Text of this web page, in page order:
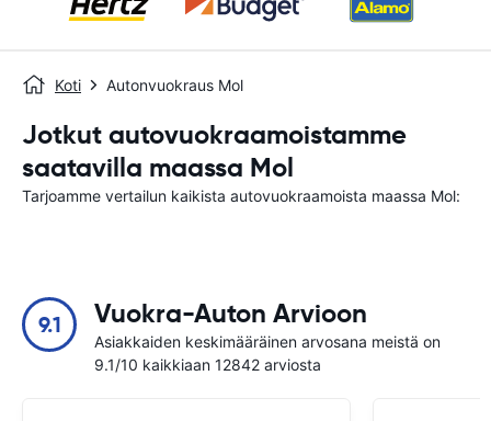
Koti Autonvuokraus Mol
Jotkut autovuokraamoistamme
saatavilla maassa Mol
Tarjoamme vertailun kaikista autovuokraamoista maassa Mol:
9.1 Vuokra-Auton Arvioon
Asiakkaiden keskimääräinen arvosana meistä on
9.1/10 kaikkiaan 12842 arviosta